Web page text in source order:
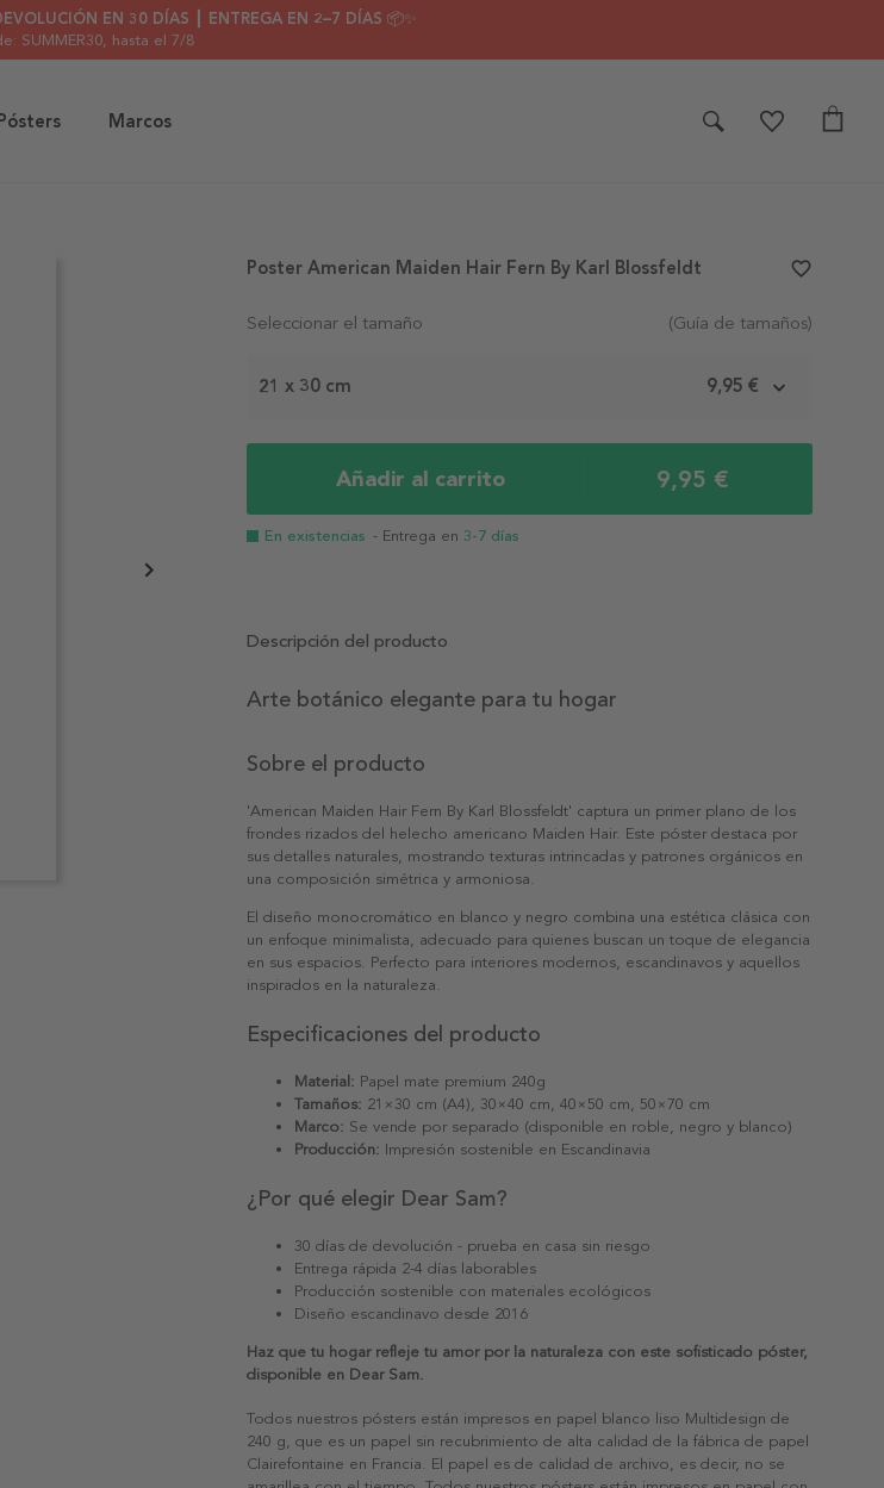
EN 30 DÍAS ┃ ENTREGA EN 2–7 DÍAS 📦✨
SUMMER30, hasta el 7/8
Pósters Marcos
Seleccionar el tamaño (Guía de tamaños)
21 x 30 cm 9,95 €
Añadir al carrito 9,95 €
En existencias - Entrega en 3-7 días
Poster American Maiden Hair Fern By Karl Blossfeldt favorite_border
Descripción del producto
Arte botánico elegante para tu hogar
Sobre el producto
'American Maiden Hair Fern By Karl Blossfeldt' captura un primer plano de los
frondes rizados del helecho americano Maiden Hair. Este póster destaca por
sus detalles naturales, mostrando texturas intrincadas y patrones orgánicos en
una composición simétrica y armoniosa.
El diseño monocromático en blanco y negro combina una estética clásica con
un enfoque minimalista, adecuado para quienes buscan un toque de elegancia
en sus espacios. Perfecto para interiores modernos, escandinavos y aquellos
inspirados en la naturaleza.
Especificaciones del producto
Material: Papel mate premium 240g
Tamaños: 21×30 cm (A4), 30×40 cm, 40×50 cm, 50×70 cm
Marco: Se vende por separado (disponible en roble, negro y blanco)
Producción: Impresión sostenible en Escandinavia
¿Por qué elegir Dear Sam?
30 días de devolución - prueba en casa sin riesgo
Entrega rápida 2-4 días laborables
Producción sostenible con materiales ecológicos
Diseño escandinavo desde 2016
Haz que tu hogar refleje tu amor por la naturaleza con este sofisticado póster,
disponible en Dear Sam.
Todos nuestros pósters están impresos en papel blanco liso Multidesign de
240 g, que es un papel sin recubrimiento de alta calidad de la fábrica de papel
Clairefontaine en Francia. El papel es de calidad de archivo, es decir, no se